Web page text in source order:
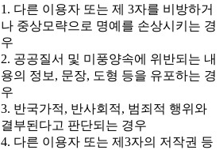
1. 다른 이용자 또는 제 3자를 비방하거
나 중상모략으로 명예를 손상시키는 경
우
2. 공공질서 및 미풍양속에 위반되는 내
용의 정보, 문장, 도형 등을 유포하는 경
우
3. 반국가적, 반사회적, 범죄적 행위와
결부된다고 판단되는 경우
4. 다른 이용자 또는 제3자의 저작권 등